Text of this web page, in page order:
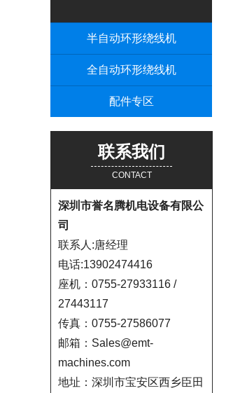
半自动环形绕线机
全自动环形绕线机
配件专区
联系我们
CONTACT
深圳市誉名腾机电设备有限公
司
联系人:唐经理
电话:13902474416
座机：0755-27933116 /
27443117
传真：0755-27586077
邮箱：Sales@emt-
machines.com
地址：深圳市宝安区西乡臣田